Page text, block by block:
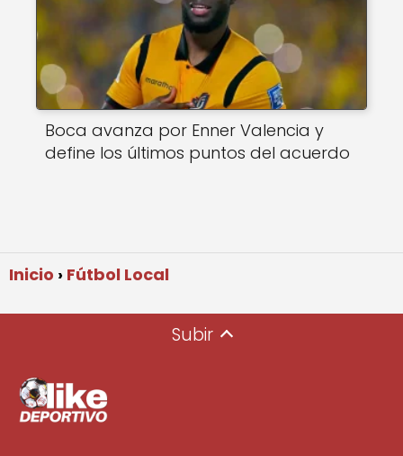
Boca avanza por Enner Valencia y
define los últimos puntos del acuerdo
Inicio Fútbol Local
Subir